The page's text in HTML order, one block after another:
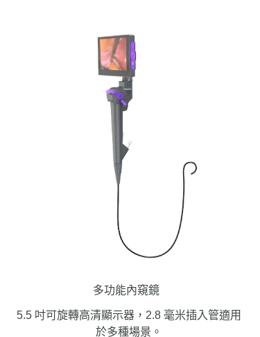
多功能內窺鏡
5.5 吋可旋轉高清顯示器，2.8 毫米插入管適用
於多種場景。